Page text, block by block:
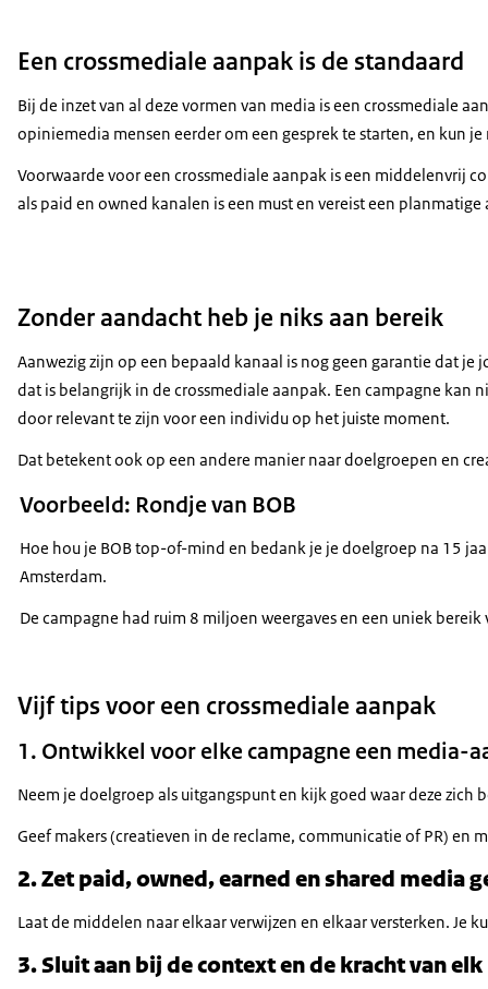
Een crossmediale aanpak is de standaard
Bij de inzet van al deze vormen van media is een crossmediale
opiniemedia mensen eerder om een gesprek te starten, en kun
Voorwaarde voor een crossmediale aanpak is een middelenvrij
als paid en owned kanalen is een must en vereist een planmatige
Zonder aandacht heb je niks aan bereik
Aanwezig zijn op een bepaald kanaal is nog geen garantie dat
dat is belangrijk in de crossmediale aanpak. Een campagne
door relevant te zijn voor een individu op het juiste moment.
Dat betekent ook op een andere manier naar doelgroepen en
Voorbeeld: Rondje van BOB
Hoe hou je BOBtop-of-mind en bedank je je doelgroep na 15
Amsterdam.
De campagne had ruim 8 miljoen weergaves en een uniek
Vijf tips voor een crossmediale aanpak
1. Ontwikkel voor elke campagne een media-
Neem je doelgroep als uitgangspunt en kijk goed waar deze
Geef makers (creatieven in de reclame, communicatie of PR)
2. Zetpaid, owned, earnedenshared media
Laat de middelen naar elkaar verwijzen en elkaar versterken. Je
3. Sluit aan bij de context en de kracht van